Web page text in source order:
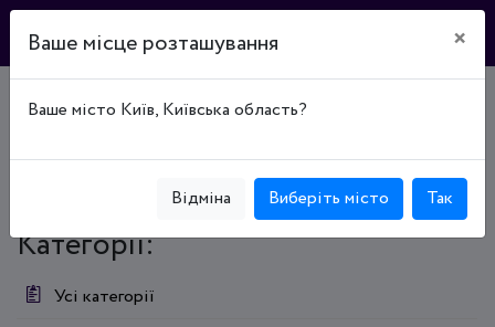
Каталог підприємств
Магазины, торговые центры, опт
Продукты, напитки, табак
Продуктові магазини
Категорії:
Усі категорії
Ваше місце розташування ×
Ваше місто Київ, Київська область?
Відміна Виберіть місто Так